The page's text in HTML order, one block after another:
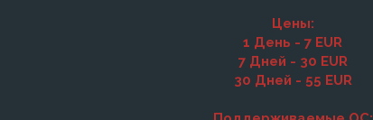
Цены:
1 День - 7 EUR
7 Дней - 30 EUR
30 Дней - 55 EUR